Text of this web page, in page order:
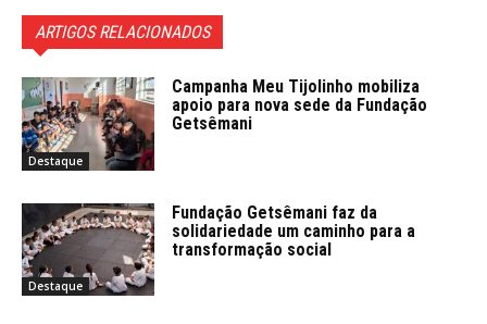
ARTIGOS RELACIONADOS
Destaque
Campanha Meu Tijolinho mobiliza
apoio para nova sede da Fundação
Getsêmani
Destaque
Fundação Getsêmani faz da
solidariedade um caminho para a
transformação social